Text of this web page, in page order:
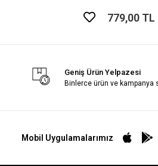
779,00 TL
Geniş Ürün Yelpazesi
Binlerce ürün ve kampanya
Mobil Uygulamalarımız